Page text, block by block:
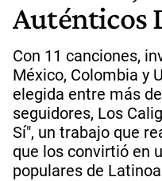
Auténticos
Con 11 canciones,
México, Colombia y
elegida entre más
seguidores, Los
Sí", un trabajo que
que los convirtió en
populares de